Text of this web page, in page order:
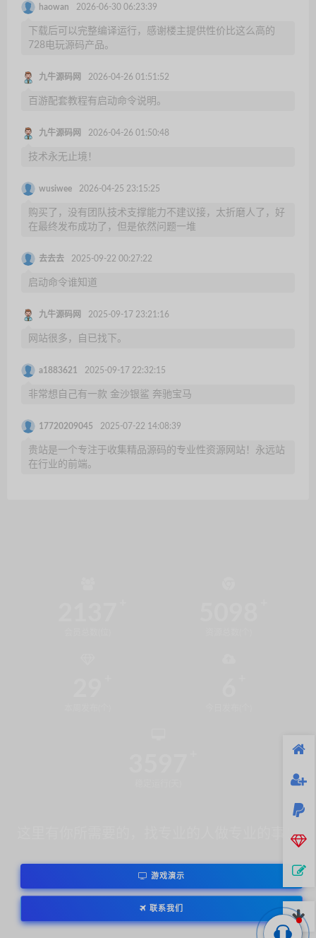
haowan 2026-06-30 06:23:39
下载后可以完整编译运行，感谢楼主提供性价比这么高的
728电玩源码产品。
九牛源码网 2026-04-26 01:51:52
百游配套教程有启动命令说明。
九牛源码网 2026-04-26 01:50:48
技术永无止境！
wusiwee 2026-04-25 23:15:25
购买了，没有团队技术支撑能力不建议接，太折磨人了，好
在最终发布成功了，但是依然问题一堆
去去去 2025-09-22 00:27:22
启动命令谁知道
九牛源码网 2025-09-17 23:21:16
网站很多，自已找下。
a1883621 2025-09-17 22:32:15
非常想自己有一款 金沙银鲨 奔驰宝马
17720209045 2025-07-22 14:08:39
贵站是一个专注于收集精品源码的专业性资源网站！永远站
在行业的前端。
这里有你所需要的，找专业的人做专业的事！
游戏演示
联系我们